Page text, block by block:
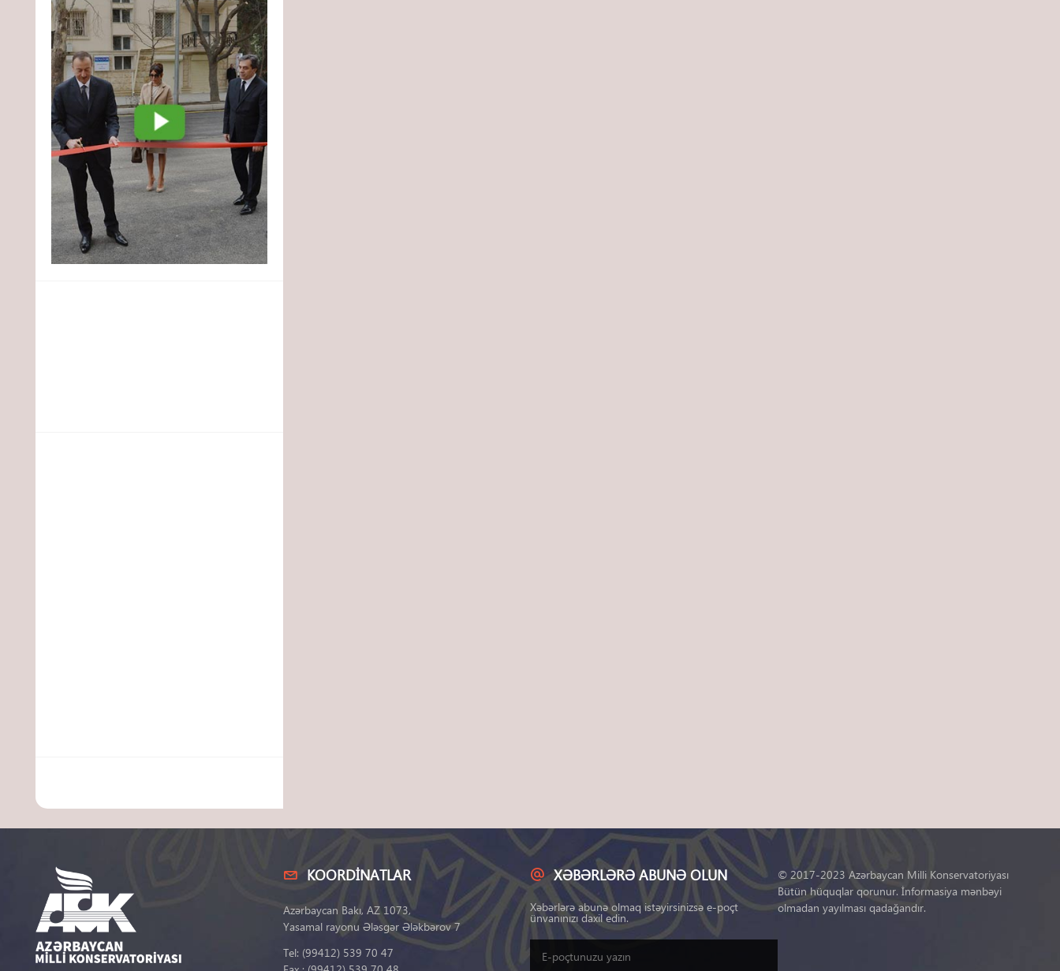
KOORDINATLAR
Azərbaycan Bakı, AZ 1073,
Yasamal rayonu Ələsgər Ələkbərov 7
Tel: (99412) 539 70 47
XƏBƏRLƏRƏ ABUNƏ OLUN
Xəbərlərə abunə olmaq istəyirsinizsə e-poçt
ünvanınızı daxil edin.
© 2017-2023 Azərbaycan Milli Konservatoriyası
Bütün hüquqlar qorunur. İnformasiya mənbəyi
olmadan yayılması qadağandır.